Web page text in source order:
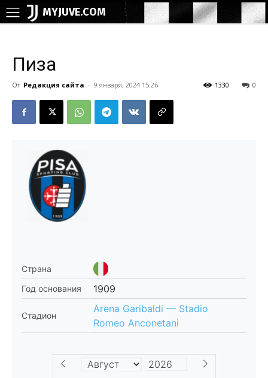
MYJUVE.COM
Пиза
От Редакция сайта - 9 января, 2024 15:26 0
1330
Страна
Год основания
1909
Стадион
Arena Garibaldi — Stadio
Romeo Anconetani